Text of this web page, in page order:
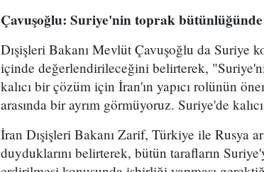
Çavuşoğlu: Suriye'nin toprak
Dışişleri Bakanı Mevlüt Çavuşoğlu da Suriye
içinde değerlendirileceğini belirterek,
kalıcı bir çözüm için İran'ın yapıcı rolünün
arasında bir ayrım görmüyoruz. Suriye'de
İran Dışişleri Bakanı Zarif, Türkiye ile Rusya
duyduklarını belirterek, bütün tarafların